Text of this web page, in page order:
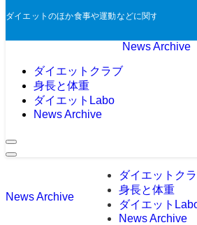
ダイエットのほか食事や運動などに関する過去
News Archive
ダイエットクラブ
身長と体重
ダイエットLabo
News Archive
News Archive
ダイエットク
身長と体重
ダイエット
News Archive